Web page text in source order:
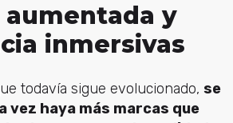
aumentada y
inmersivas
todavía sigue evolucionado, se
vez haya más marcas que